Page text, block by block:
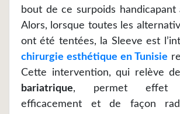
bout de ce surpoids handicapant
Alors, lorsque toutes les
ont été tentées, la Sleeve est
chirurgie esthétique en Tunisie
Cette intervention, qui relève
bariatrique, permet effet
efficacement et de façon